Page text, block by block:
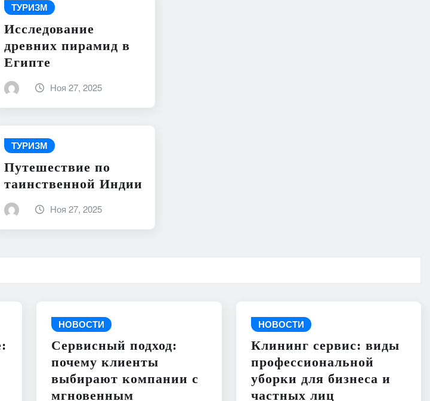
ТУРИЗМ
Исследование
древних пирамид в
Египте
Ноя 27, 2025
ТУРИЗМ
Путешествие по
таинственной Индии
Ноя 27, 2025
НОВОСТИ
Сервисный подход:
почему клиенты
выбирают компании с
мгновенным
НОВОСТИ
Клининг сервис: виды
профессиональной
уборки для бизнеса и
частных лиц